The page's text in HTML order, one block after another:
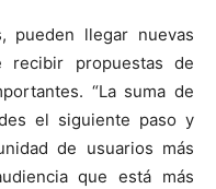
pueden llegar nuevas
recibir propuestas de
“La suma de
el siguiente paso y
de usuarios más
que está más